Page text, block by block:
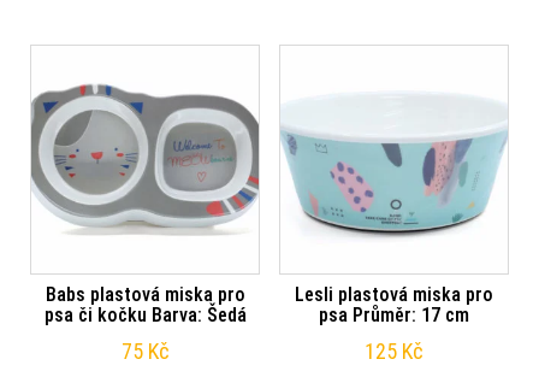
Babs plastová miska pro
psa či kočku Barva: Šedá
75 Kč
Lesli plastová miska pro
psa Průměr: 17 cm
125 Kč